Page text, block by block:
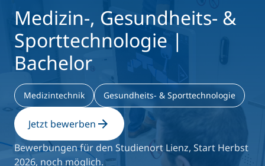
Wirtschaft & Gesellschaft
Technologie & Life Sciences
Master
Wirtschaft & Gesellschaft
Technologie & Life Sciences
Berufsbegleitend studieren
Ein Studium, das zu Ihnen passt
Technologie & Life Sciences
Doktorat
Kooperationsmöglichkeiten
PhD | DBA
Executive Master
MBA | MSC | LL. M.
Executive Bachelor Online
BA
Medizin-, Gesundheits- &
Sporttechnologie |
Bachelor
Medizintechnik Gesundheits- & Sporttechnologie
Jetzt bewerben
Bewerbungen für den Studienort Lienz, Start Herbst
2026, noch möglich.